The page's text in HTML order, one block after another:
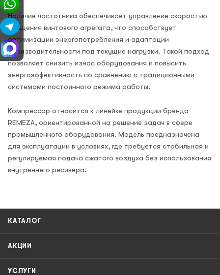
Наличие частотника обеспечивает управление скоростью
вращения винтового агрегата, что способствует
оптимизации энергопотребления и адаптации
производительности под текущие нагрузки. Такой подход
позволяет снизить износ оборудования и повысить
энергоэффективность по сравнению с традиционными
системами постоянного режима работы.
Компрессор относится к линейке продукции бренда
REMEZA, ориентированной на решение задач в сфере
промышленного оборудования. Модель предназначена
для эксплуатации в условиях, где требуется стабильная и
регулируемая подача сжатого воздуха без использования
внутреннего ресивера.
КАТАЛОГ
АКЦИИ
УСЛУГИ